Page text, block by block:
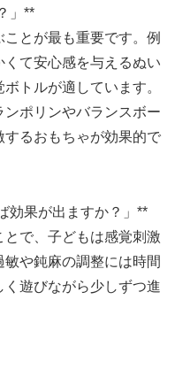
」**
とが最も重要です。例
て安心感を与えるぬい
トルが適しています。
ポリンやバランスボー
するおもちゃが効果的で
効果が出ますか？」**
で、子どもは感覚刺激
や鈍麻の調整には時間
遊びながら少しずつ進